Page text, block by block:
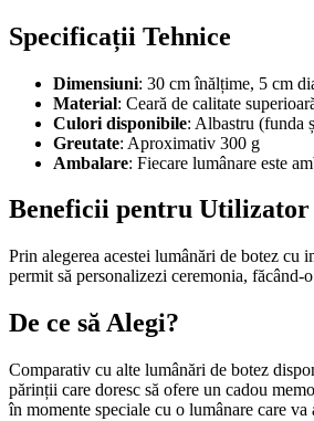
Specificații Tehnice
Dimensiuni: 30 cm înălțime, 5 cm
Material: Ceară de calitate
Culori disponibile: Albastru (funda
Greutate: Aproximativ 300 g
Ambalare: Fiecare lumânare este
Beneficii pentru Utilizator
Prin alegerea acestei lumânări de botez
permit să personalizezi ceremonia, făcând-
De ce să Alegi?
Comparativ cu alte lumânări de botez
părinții care doresc să ofere un cadou
în momente speciale cu o lumânare care